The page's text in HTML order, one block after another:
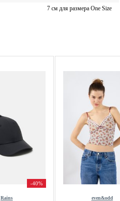
7 см для размера One Size
-40%
Rains
even&odd